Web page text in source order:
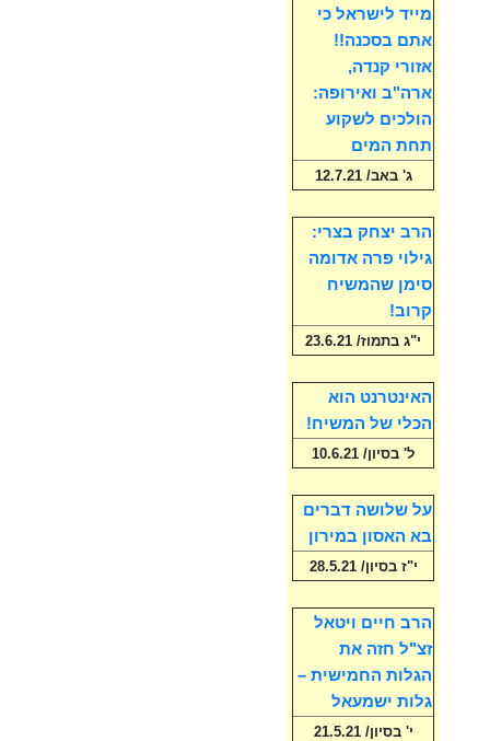
מייד לישראל כי
אתם בסכנה!!
אזורי קנדה,
ארה"ב ואירופה:
הולכים לשקוע
תחת המים
ג' באב/ 12.7.21
הרב יצחק בצרי:
גילוי פרה אדומה
סימן שהמשיח
קרוב!
י"ג בתמוז/ 23.6.21
האינטרנט הוא
הכלי של המשיח!
ל' בסיון/ 10.6.21
על שלושה דברים
בא האסון במירון
י"ז בסיון/ 28.5.21
הרב חיים ויטאל
זצ"ל חזה את
הגלות החמישית –
גלות ישמעאל
י' בסיון/ 21.5.21